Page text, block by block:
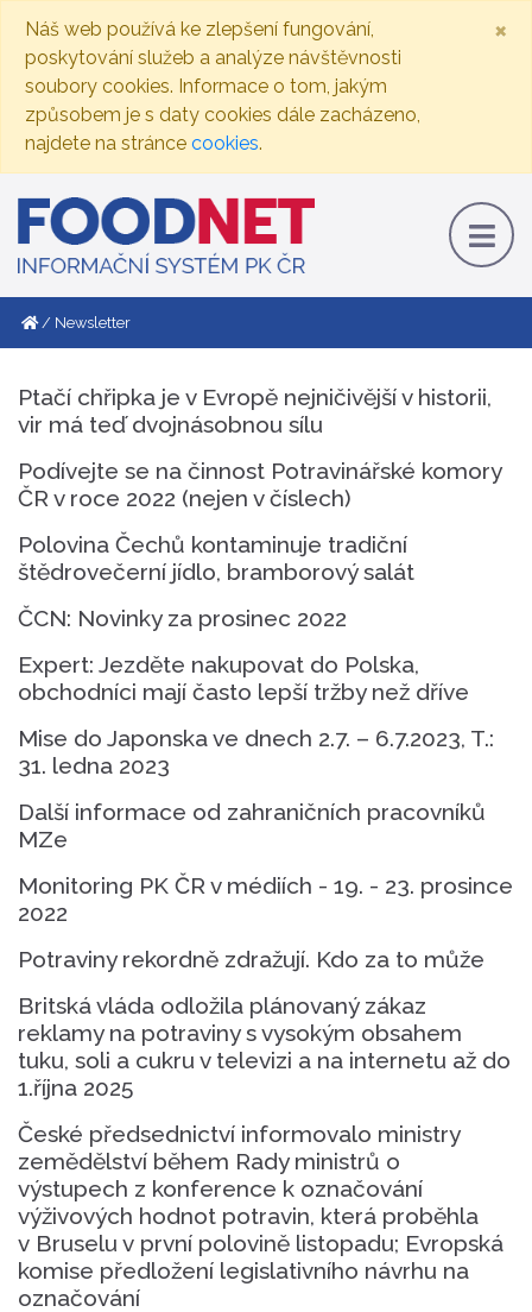
Náš web používá ke zlepšení fungování,
poskytování služeb a analýze návštěvnosti
soubory cookies. Informace o tom, jakým
způsobem je s daty cookies dále zacházeno,
najdete na stránce cookies.
×
Newsletter
Ptačí chřipka je v Evropě nejničivější v historii,
vir má teď dvojnásobnou sílu
Podívejte se na činnost Potravinářské komory
ČR v roce 2022 (nejen v číslech)
Polovina Čechů kontaminuje tradiční
štědrovečerní jídlo, bramborový salát
ČCN: Novinky za prosinec 2022
Expert: Jezděte nakupovat do Polska,
obchodníci mají často lepší tržby než dříve
Mise do Japonska ve dnech 2.7. – 6.7.2023, T.:
31. ledna 2023
Další informace od zahraničních pracovníků
MZe
Monitoring PK ČR v médiích - 19. - 23. prosince
2022
Potraviny rekordně zdražují. Kdo za to může
Britská vláda odložila plánovaný zákaz
reklamy na potraviny s vysokým obsahem
tuku, soli a cukru v televizi a na internetu až do
1.října 2025
České předsednictví informovalo ministry
zemědělství během Rady ministrů o
výstupech z konference k označování
výživových hodnot potravin, která proběhla
v Bruselu v první polovině listopadu; Evropská
komise předložení legislativního návrhu na
označování